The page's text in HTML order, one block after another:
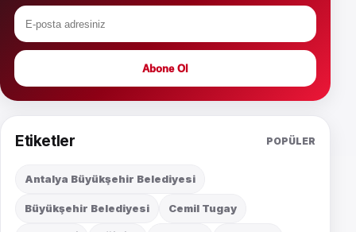
Abone Ol
Etiketler POPÜLER
Antalya Büyükşehir Belediyesi
Büyükşehir Belediyesi Cemil Tugay